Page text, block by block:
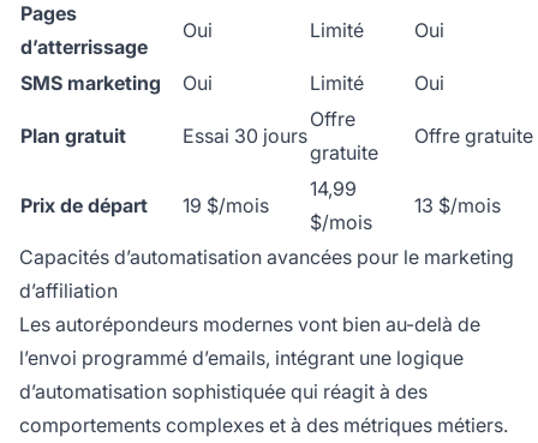
Pages
d’atterrissage
Oui Limité Oui
SMS marketing Oui Limité Oui
Plan gratuit Essai 30 jours
Offre
gratuite
Offre gratuite
Prix de départ 19 $/mois
14,99
$/mois
13 $/mois
Capacités d’automatisation avancées pour le marketing
d’affiliation
Les autorépondeurs modernes vont bien au-delà de
l’envoi programmé d’emails, intégrant une logique
d’automatisation sophistiquée qui réagit à des
comportements complexes et à des métriques métiers.